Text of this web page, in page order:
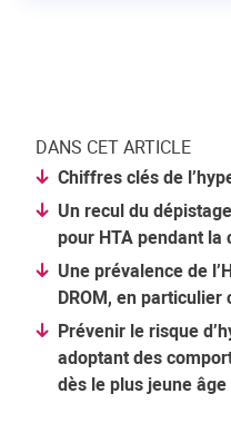
DANS CET ARTICLE
Chiffres clés de
Un recul du dépistage et de la prise en charge
pour HTA pendant la
Une prévalence de l’HTA très élevée dans les
DROM, en
Prévenir le risque d’hypertension artérielle en
adoptant des
dès le plus jeune âge